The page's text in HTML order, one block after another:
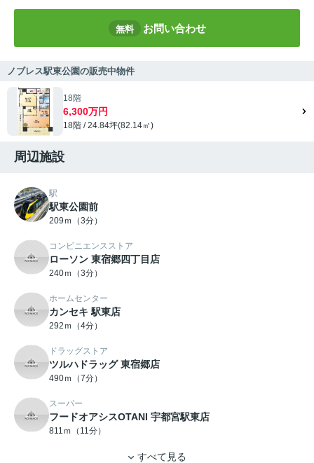
無料 お問い合わせ
ノブレス駅東公園の販売中物件
18階
6,300万円
18階 / 24.84坪(82.14㎡)
周辺施設
駅
駅東公園前
209ｍ（3分）
コンビニエンスストア
ローソン 東宿郷四丁目店
240ｍ（3分）
ホームセンター
カンセキ 駅東店
292ｍ（4分）
ドラッグストア
ツルハドラッグ 東宿郷店
490ｍ（7分）
スーパー
フードオアシスOTANI 宇都宮駅東店
811ｍ（11分）
すべて見る